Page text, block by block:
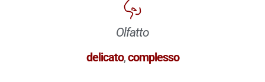
Olfatto
delicato,complesso